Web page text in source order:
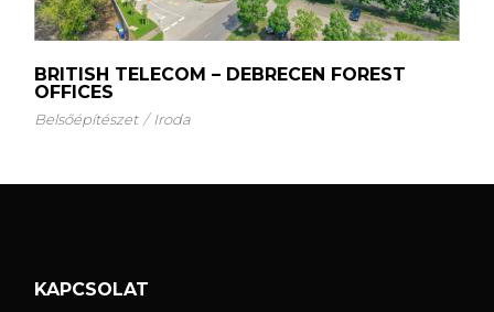
BRITISH TELECOM – DEBRECEN FOREST
OFFICES
Belsőépítészet Iroda
KAPCSOLAT